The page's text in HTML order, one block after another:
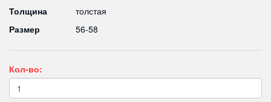
Толщина
толстая
Размер
56-58
Кол-во: